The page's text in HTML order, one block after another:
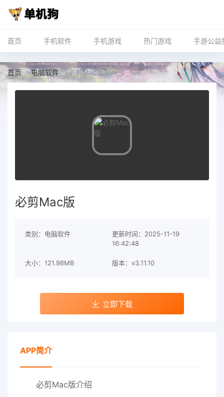
首页 手机软件 手机游戏 热门游戏 手游公益
首页 >电脑软件 >必剪Mac版
必剪Mac版
类别：电脑软件
更新时间：2025-11-19
16:42:48
大小：121.98MB 版本：v3.11.10
立即下载
APP简介
必剪Mac版介绍